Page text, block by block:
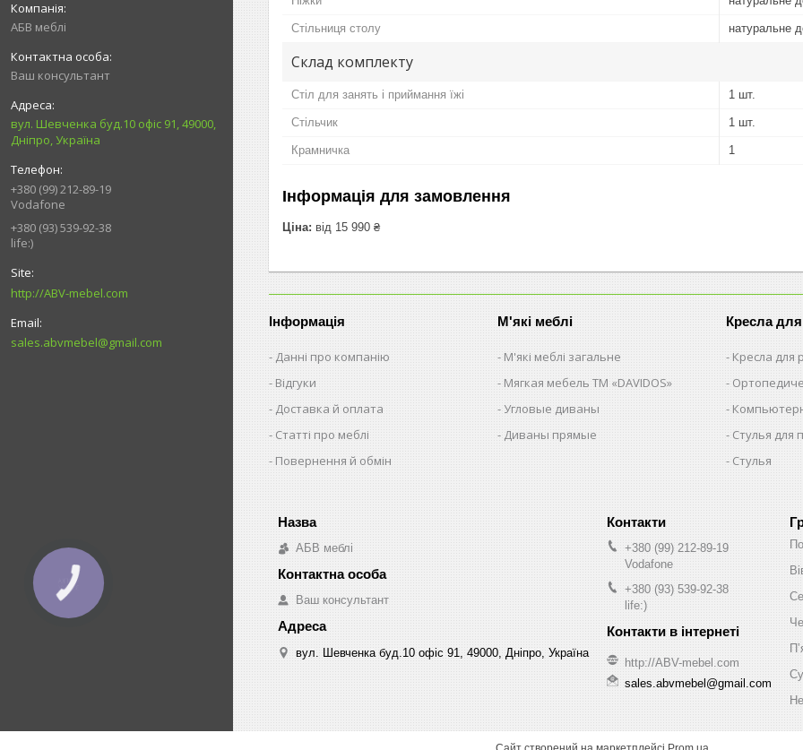
АБВ меблі
Ваш консультант
вул. Шевченка буд.10 офіс 91, 49000,
Дніпро, Україна
+380 (99) 212-89-19
Vodafone
+380 (93) 539-92-38
life:)
http://ABV-mebel.com
sales.abvmebel@gmail.com
Стільниця столу натуральне
Склад комплекту
Стіл для занять і приймання їжі 1 шт.
Стільчик 1 шт.
Крамничка 1
Інформація для замовлення
Ціна: від 15 990 ₴
Інформація
Данні про компанію
Відгуки
Доставка й оплата
Статті про меблі
Повернення й обмін
М'які меблі
М'які меблі загальне
Мягкая мебель ТМ «DAVIDOS»
Угловые диваны
Диваны прямые
Кресла
Кресла для
Стулья для
Стулья
АБВ меблі
Ваш консультант
вул. Шевченка буд.10 офіс 91, 49000, Дніпро, Україна
+380 (99) 212-89-19
Vodafone
+380 (93) 539-92-38
life:)
http://ABV-mebel.com
sales.abvmebel@gmail.com